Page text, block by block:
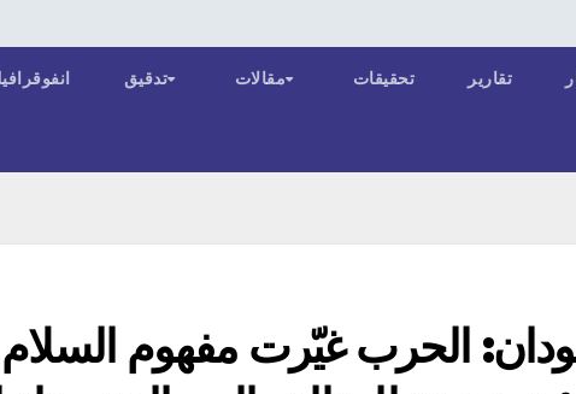
تقارير تحقيقات مقالات تدقيق
الحرب غيّرت مفهوم